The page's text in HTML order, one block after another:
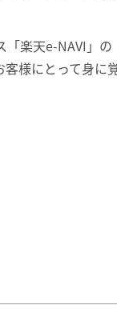
楽天e-NAVI」
様にとって身